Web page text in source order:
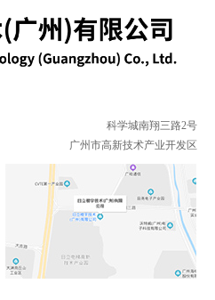
科学城南翔三路2号
广州市高新技术产业开发区